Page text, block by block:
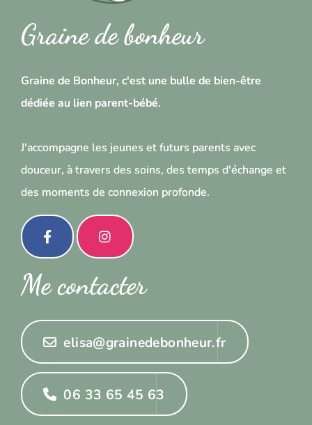
Graine de bonheur
Graine de Bonheur, c'est une bulle de bien-être
dédiée au lien parent-bébé.
J'accompagne les jeunes et futurs parents avec
douceur, à travers des soins, des temps d'échange et
des moments de connexion profonde.
Me contacter
elisa@grainedebonheur.fr
06 33 65 45 63